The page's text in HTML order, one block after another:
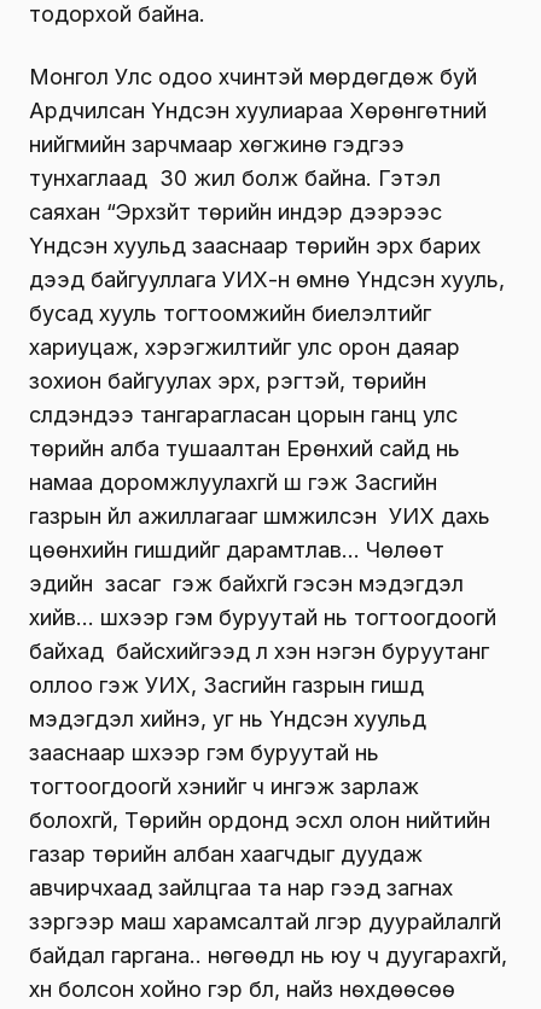
тодорхой байна.
Монгол Улс одоо хүчинтэй мөрдөгдөж буй
Ардчилсан Үндсэн хуулиараа Хөрөнгөтний
нийгмийн зарчмаар хөгжинө гэдгээ
тунхаглаад 30 жил болж байна. Гэтэл
саяхан “Эрхзүйт төрийн индэр дээрээс
Үндсэн хуульд зааснаар төрийн эрх барих
дээд байгууллага УИХ-н өмнө Үндсэн хууль,
бусад хууль тогтоомжийн биелэлтийг
хариуцаж, хэрэгжилтийг улс орон даяар
зохион байгуулах эрх, үүрэгтэй, төрийн
сүлдэндээ тангарагласан цорын ганц улс
төрийн алба тушаалтан Ерөнхий сайд нь
намаа доромжлуулахгүй шүү гэж Засгийн
газрын үйл ажиллагааг шүүмжилсэн УИХ дахь
цөөнхийн гишүүдийг дарамтлав… Чөлөөт
эдийн засаг гэж байхгүй гэсэн мэдэгдэл
хийв… шүүхээр гэм буруутай нь тогтоогдоогүй
байхад байсхийгээд л хэн нэгэн буруутанг
оллоо гэж УИХ, Засгийн газрын гишүүд
мэдэгдэл хийнэ, уг нь Үндсэн хуульд
зааснаар шүүхээр гэм буруутай нь
тогтоогдоогүй хэнийг ч ингэж зарлаж
болохгүй, Төрийн ордонд эсхүл олон нийтийн
газар төрийн албан хаагчдыг дуудаж
авчирчхаад зайлцгаа та нар гээд загнах
зэргээр маш харамсалтай үлгэр дуурайлалгүй
байдал гаргана.. нөгөөдүүл нь юу ч дуугарахгүй,
хүн болсон хойно гэр бүл, найз нөхдөөсөө